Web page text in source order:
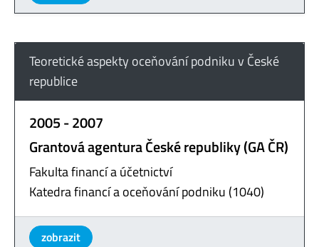
Teoretické aspekty oceňování podniku v České
republice
2005 - 2007
Grantová agentura České republiky (GA ČR)
Fakulta financí a účetnictví
Katedra financí a oceňování podniku (1040)
zobrazit